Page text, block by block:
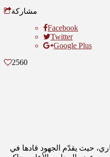
مشاركة
Facebook
Twitter
Google Plus
2560
خلال مشاركته في الدورة الـ39 من معرض الشارقة الدولي للكتاب، الذي يستمر حتى 14 من نوفمبر الجاري، حيث يقدّم الجهود قادها في